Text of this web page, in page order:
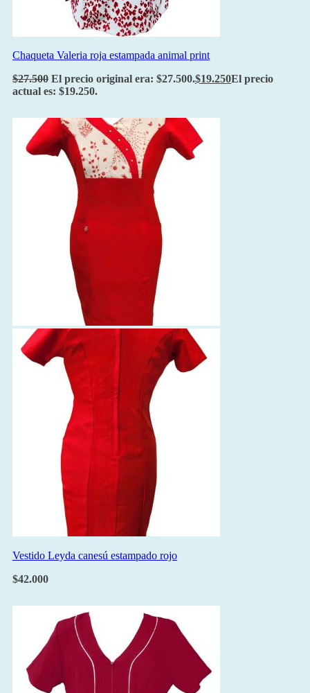
Chaqueta Valeria roja estampada animal print
$27.500 El precio original era: $27.500.$19.250El precio
actual es: $19.250.
Vestido Leyda canesú estampado rojo
$42.000